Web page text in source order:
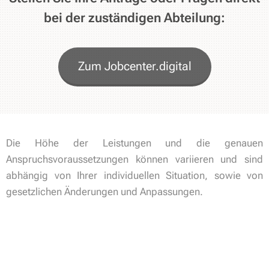
gewährt werden.
Mittagsverpflegung, Teilnahme an
Klassenfahrten und Freizeitaktivitäten.
Weitere Informationen
Weitere Informationen
bei der zuständigen Abteilung:
Zum Jobcenter.digital
Die Höhe der Leistungen und die genauen
Anspruchsvoraussetzungen können variieren und sind
abhängig von Ihrer individuellen Situation, sowie von
gesetzlichen Änderungen und Anpassungen.